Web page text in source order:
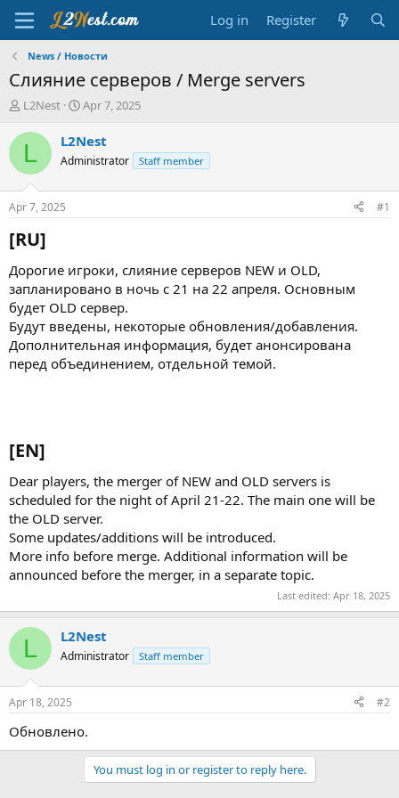
Log in Register
News / Новости
Слияние серверов / Merge servers
T
r
d
t
a
r
t
e
r
L2Nest
S
a
r
t
t
Apr 7, 2025
L L2Nest
Administrator Staff member
Apr 7, 2025 #1
[RU]​
Дорогие игроки, слияние серверов NEW и OLD,
запланировано в ночь с 21 на 22 апреля. Основным
будет OLD сервер.
Будут введены, некоторые обновления/добавления.
Дополнительная информация, будет анонсирована
перед объединением, отдельной темой.
[EN]​
Dear players, the merger of NEW and OLD servers is
scheduled for the night of April 21-22. The main one will be
the OLD server.
Some updates/additions will be introduced.
More info before merge. Additional information will be
announced before the merger, in a separate topic.
Last edited: Apr 18, 2025
L L2Nest
Administrator Staff member
Apr 18, 2025 #2
Обновлено.
You must log in or register to reply here.